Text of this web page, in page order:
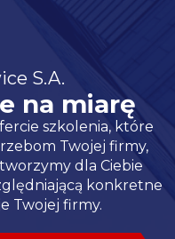
S.A.
na miarę
szkolenia, które
Twojej firmy,
dla Ciebie
konkretne
Twojej firmy.